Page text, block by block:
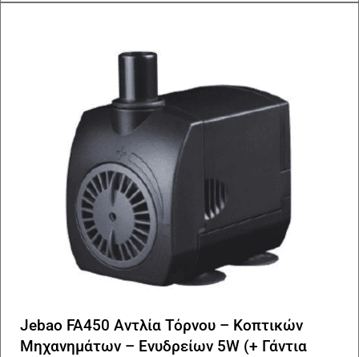
Jebao FA450 Αντλία Τόρνου – Κοπτικών
Μηχανημάτων – Ενυδρείων 5W (+ Γάντια